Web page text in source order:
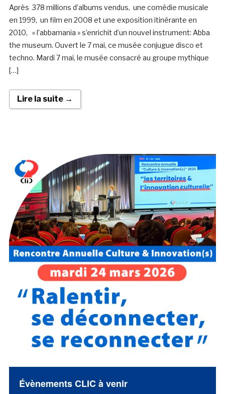
Après 378 millions d’albums vendus, une comédie musicale
en 1999, un film en 2008 et une exposition itinérante en
2010, « l’abbamania » s’enrichit d’un nouvel instrument: Abba
the museum. Ouvert le 7 mai, ce musée conjugue disco et
techno. Mardi 7 mai, le musée consacré au groupe mythique
[…]
Lire la suite →
Évènements CLIC à venir